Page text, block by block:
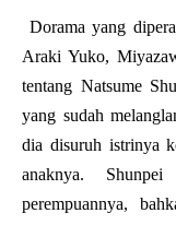
Dorama yang
Araki Yuko,
tentang Natsume
yang sudah
dia disuruh istrinya
anaknya.
perempuannya,